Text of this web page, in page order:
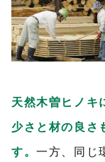
天然木曽ヒノキ
少さと材の良さ
す。一方、同じ